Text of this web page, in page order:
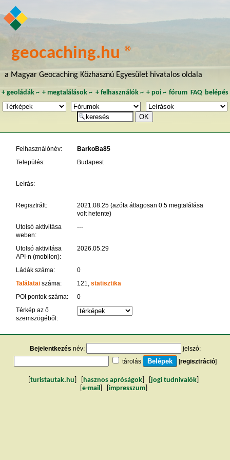
geocaching.hu ®
a Magyar Geocaching Közhasznú Egyesület hivatalos oldala
+ geoládák~ +megtalálások ~ + felhasználók~ + poi~ fórum FAQ belépés
Felhasználónév:
BarkoBa85
Település:
Budapest
Leírás:
Regisztrált:
2021.08.25 (azóta átlagosan 0.5 megtalálása
volt hetente)
Utolsó aktivitása
weben:
---
Utolsó aktivitása
API-n (mobilon):
2026.05.29
Ládák száma:
0
Találataiszáma: 121, statisztika
POI pontok száma:
0
Térkép az ő
szemszögéből:
Bejelentkezés név:
jelszó:
tárolás
[regisztráció]
turistautak.hu hasznos apróságok jogi tudnivalók
e-mail impresszum]